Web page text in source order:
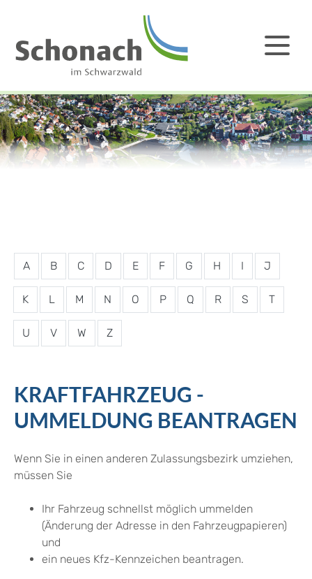
A B C D E F G H I J
K L M N O P Q R S T
U V W Z
KRAFTFAHRZEUG -
UMMELDUNG BEANTRAGEN
Wenn Sie in einen anderen Zulassungsbezirk umziehen,
müssen Sie
Ihr Fahrzeug schnellst möglich ummelden
(Änderung der Adresse in den Fahrzeugpapieren)
und
ein neues Kfz-Kennzeichen beantragen.